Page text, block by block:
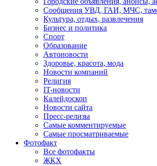
Сообщения УВД, ГАИ, МЧС,
Культура, отдых, развлечения
Бизнес и политика
Спорт
Образование
Автоновости
Здоровье, красота, мода
Новости компаний
Религия
IT-новости
Калейдоскоп
Новости сайта
Пресс-релизы
Самые комментируемые
Самые просматриваемые
Фотофакт
Все фотофакты
ЖКХ